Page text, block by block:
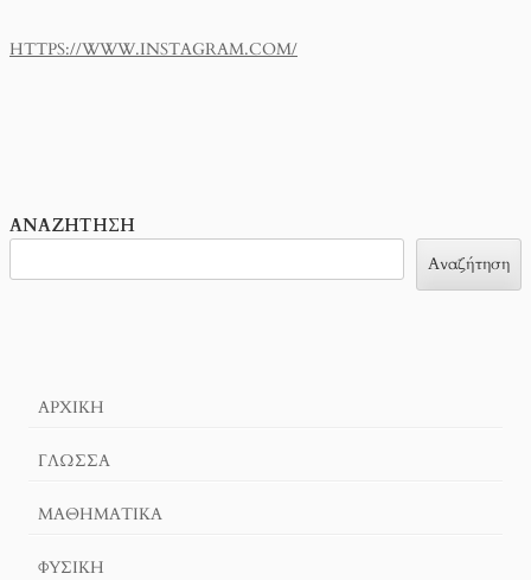
HTTPS://WWW.INSTAGRAM.COM/
ΑΝΑΖΉΤΗΣΗ
Αναζήτηση
ΑΡΧΙΚΉ
ΓΛΏΣΣΑ
ΜΑΘΗΜΑΤΙΚΆ
ΦΥΣΙΚΗ